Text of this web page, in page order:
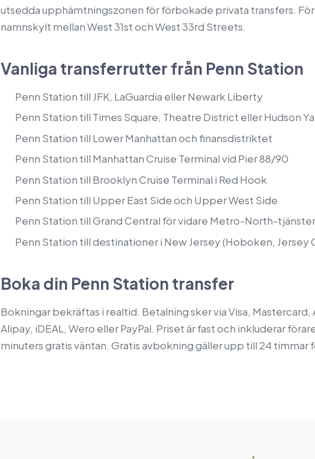
utsedda upphämtningszonen för förbokade privata transfers.
namnskylt mellan West 31st och West 33rd Streets.
Vanliga transferrutter från Penn Station
Penn Station till JFK, LaGuardia eller Newark Liberty
Penn Station till Times Square, Theatre District eller Hudson
Penn Station till Lower Manhattan och finansdistriktet
Penn Station till Manhattan Cruise Terminal vid Pier 88/90
Penn Station till Brooklyn Cruise Terminal i Red Hook
Penn Station till Upper East Side och Upper West Side
Penn Station till Grand Central för vidare Metro-North-tjänster
Penn Station till destinationer i New Jersey (Hoboken, Jersey
Boka din Penn Station transfer
Bokningar bekräftas i realtid. Betalning sker via Visa, Mastercard,
Alipay, iDEAL, Wero eller PayPal. Priset är fast och inkluderar
minuters gratis väntan. Gratis avbokning gäller upp till 24 timmar